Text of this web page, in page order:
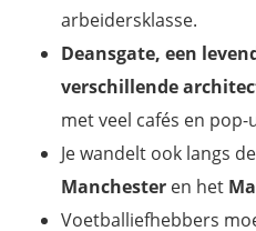
arbeidersklasse.
Deansgate, een
verschillende
met veel cafés en pop-
Je wandelt ook langs de
Manchester en het
Voetballiefhebbers